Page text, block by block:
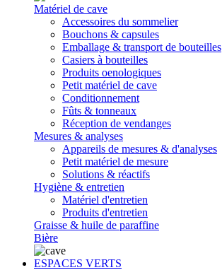
Matériel de cave
Accessoires du sommelier
Bouchons & capsules
Emballage & transport de bouteilles
Casiers à bouteilles
Produits oenologiques
Petit matériel de cave
Conditionnement
Fûts & tonneaux
Réception de vendanges
Mesures & analyses
Appareils de mesures & d'analyses
Petit matériel de mesure
Solutions & réactifs
Hygiène & entretien
Matériel d'entretien
Produits d'entretien
Graisse & huile de paraffine
Bière
ESPACES VERTS